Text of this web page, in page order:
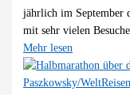
jährlich im September
mit sehr vielen
Mehr lesen